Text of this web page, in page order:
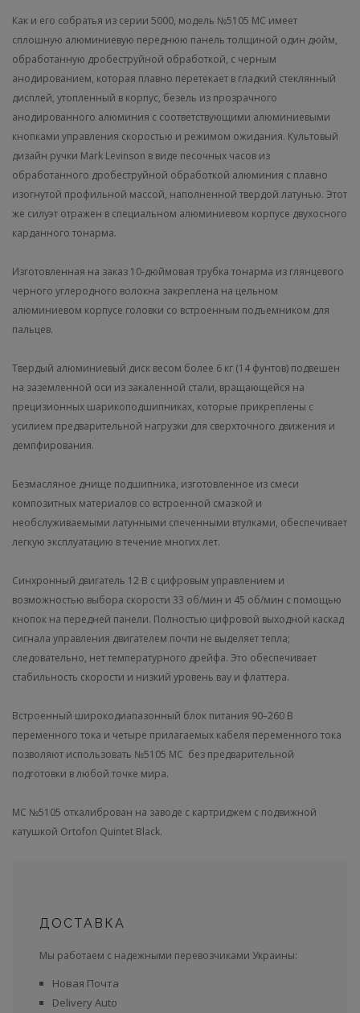
Как и его собратья из серии 5000, модель №5105 МС имеет
сплошную алюминиевую переднюю панель толщиной один дюйм,
обработанную дробеструйной обработкой, с черным
анодированием, которая плавно перетекает в гладкий стеклянный
дисплей, утопленный в корпус, безель из прозрачного
анодированного алюминия с соответствующими алюминиевыми
кнопками управления скоростью и режимом ожидания. Культовый
дизайн ручки Mark Levinson в виде песочных часов из
обработанного дробеструйной обработкой алюминия с плавно
изогнутой профильной массой, наполненной твердой латунью. Этот
же силуэт отражен в специальном алюминиевом корпусе двухосного
карданного тонарма.
Изготовленная на заказ 10-дюймовая трубка тонарма из глянцевого
черного углеродного волокна закреплена на цельном
алюминиевом корпусе головки со встроенным подъемником для
пальцев.
Твердый алюминиевый диск весом более 6 кг (14 фунтов) подвешен
на заземленной оси из закаленной стали, вращающейся на
прецизионных шарикоподшипниках, которые прикреплены с
усилием предварительной нагрузки для сверхточного движения и
демпфирования.
Безмасляное днище подшипника, изготовленное из смеси
композитных материалов со встроенной смазкой и
необслуживаемыми латунными спеченными втулками, обеспечивает
легкую эксплуатацию в течение многих лет.
Синхронный двигатель 12 В с цифровым управлением и
возможностью выбора скорости 33 об/мин и 45 об/мин с помощью
кнопок на передней панели. Полностью цифровой выходной каскад
сигнала управления двигателем почти не выделяет тепла;
следовательно, нет температурного дрейфа. Это обеспечивает
стабильность скорости и низкий уровень вау и флаттера.
Встроенный широкодиапазонный блок питания 90–260 В
переменного тока и четыре прилагаемых кабеля переменного тока
позволяют использовать №5105 МС без предварительной
подготовки в любой точке мира.
MC №5105 откалиброван на заводе с картриджем с подвижной
катушкой Ortofon Quintet Black.
ДОСТАВКА
Мы работаем с надежными перевозчиками Украины:
Новая Почта
Delivery Auto